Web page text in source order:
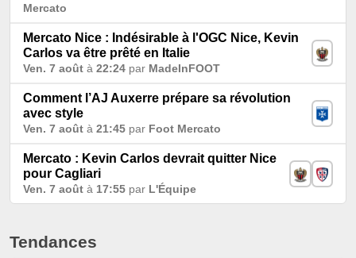
Mercato
Mercato Nice : Indésirable à l'OGC Nice, Kevin
Carlos va être prêté en Italie
Ven. 7 août à 22:24 par MadeInFOOT
Comment l’AJ Auxerre prépare sa révolution
avec style
Ven. 7 août à 21:45 par Foot Mercato
Mercato : Kevin Carlos devrait quitter Nice
pour Cagliari
Ven. 7 août à 17:55 par L'Équipe
Tendances